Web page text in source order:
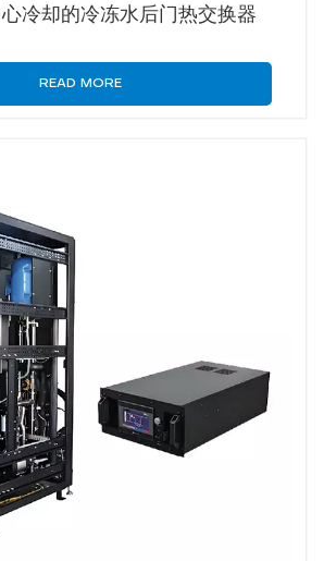
冷却的冷冻水后门热交换器
READ MORE